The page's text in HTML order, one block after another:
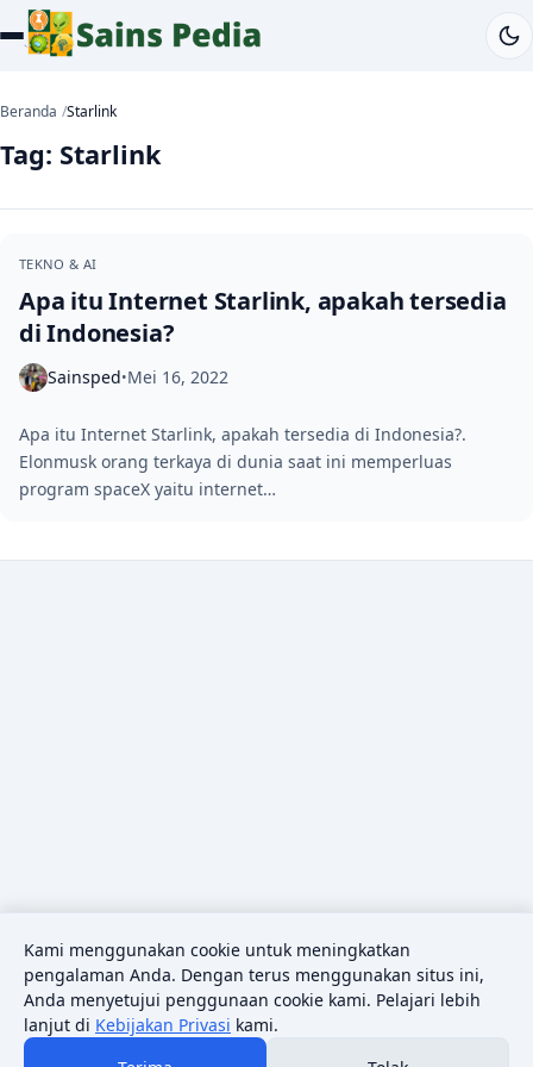
Beranda Starlink
Tag: Starlink
TEKNO & AI
Apa itu Internet Starlink, apakah tersedia
di Indonesia?
Sainsped•Mei 16, 2022
Apa itu Internet Starlink, apakah tersedia di Indonesia?.
Elonmusk orang terkaya di dunia saat ini memperluas
program spaceX yaitu internet…
Kami menggunakan cookie untuk meningkatkan
pengalaman Anda. Dengan terus menggunakan situs ini,
Anda menyetujui penggunaan cookie kami. Pelajari lebih
lanjut di Kebijakan Privasi kami.